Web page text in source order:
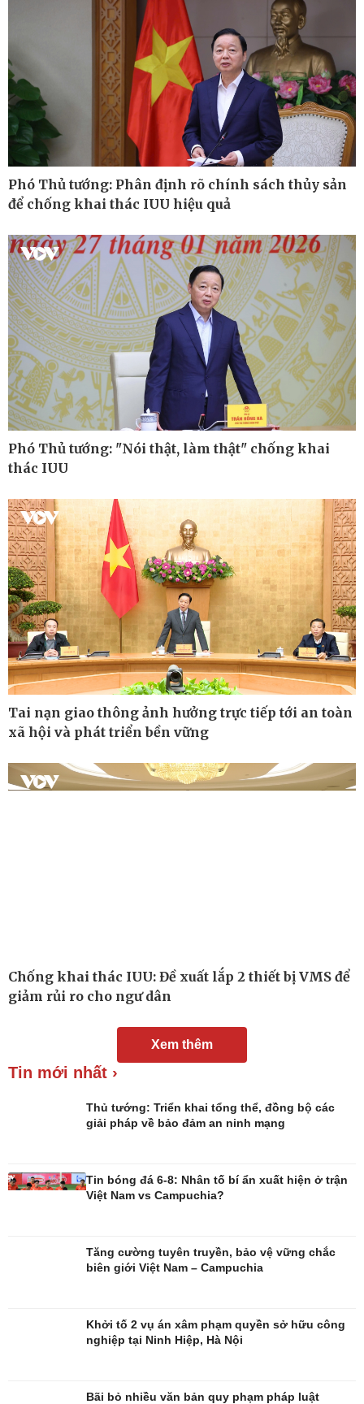
Ô tô
Xe máy
Tư vấn
Thông tin doanh nghiệp
Doanh nghiệp 24h
Doanh nhân
Vì cộng đồng
Công nghệ
Sành điệu
Tin Công nghệ
Trải nghiệm
Chuyển đổi số
Sức khỏe
Dinh dưỡng - món ngon
Cây thuốc
Sản phụ khoa
Nhi khoa
Làm đẹp - giảm cân
Phòng mạch online
Nhà đẹp
Tình yêu - Gia đình
Sân khấu - Điện ảnh
Văn học
Phó Thủ tướng: Phân định rõ chính sách thủy sản
để chống khai thác IUU hiệu quả
Phó Thủ tướng: "Nói thật, làm thật" chống khai
thác IUU
Tai nạn giao thông ảnh hưởng trực tiếp tới an toàn
xã hội và phát triển bền vững
Chống khai thác IUU: Đề xuất lắp 2 thiết bị VMS để
giảm rủi ro cho ngư dân
Xem thêm
Tin mới nhất ›
Thủ tướng: Triển khai tổng thể, đồng bộ các
giải pháp về bảo đảm an ninh mạng
Tin bóng đá 6-8: Nhân tố bí ẩn xuất hiện ở trận
Việt Nam vs Campuchia?
Tăng cường tuyên truyền, bảo vệ vững chắc
biên giới Việt Nam – Campuchia
Khởi tố 2 vụ án xâm phạm quyền sở hữu công
nghiệp tại Ninh Hiệp, Hà Nội
Bãi bỏ nhiều văn bản quy phạm pháp luật